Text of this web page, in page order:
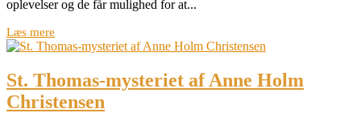
oplevelser og de får mulighed for at...
Læs mere
St. Thomas-mysteriet af Anne Holm
Christensen